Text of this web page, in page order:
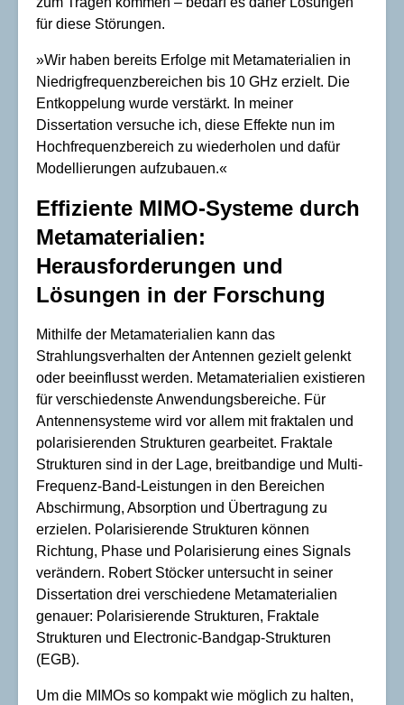
für diese Störungen.
»Wir haben bereits Erfolge mit Metamaterialien in
Niedrigfrequenzbereichen bis 10 GHz erzielt. Die
Entkoppelung wurde verstärkt. In meiner
Dissertation versuche ich, diese Effekte nun im
Hochfrequenzbereich zu wiederholen und dafür
Modellierungen aufzubauen.«
Effiziente MIMO-Systeme durch
Metamaterialien:
Herausforderungen und
Lösungen in der Forschung
Mithilfe der Metamaterialien kann das
Strahlungsverhalten der Antennen gezielt gelenkt
oder beeinflusst werden. Metamaterialien existieren
für verschiedenste Anwendungsbereiche. Für
Antennensysteme wird vor allem mit fraktalen und
polarisierenden Strukturen gearbeitet. Fraktale
Strukturen sind in der Lage, breitbandige und Multi-
Frequenz-Band-Leistungen in den Bereichen
Abschirmung, Absorption und Übertragung zu
erzielen. Polarisierende Strukturen können
Richtung, Phase und Polarisierung eines Signals
verändern. Robert Stöcker untersucht in seiner
Dissertation drei verschiedene Metamaterialien
genauer: Polarisierende Strukturen, Fraktale
Strukturen und Electronic-Bandgap-Strukturen
(EGB).
Um die MIMOs so kompakt wie möglich zu halten,